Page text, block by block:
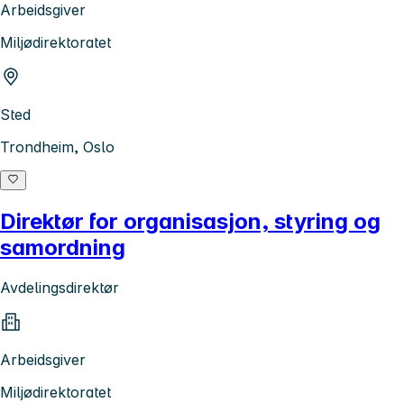
Arbeidsgiver
Miljødirektoratet
Sted
Trondheim, Oslo
Direktør for organisasjon, styring og
samordning
Avdelingsdirektør
Arbeidsgiver
Miljødirektoratet